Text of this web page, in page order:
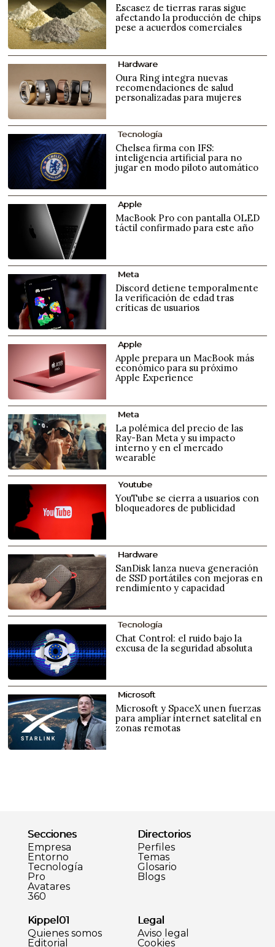
Escasez de tierras raras sigue
afectando la producción de chips
pese a acuerdos comerciales
Hardware
Oura Ring integra nuevas
recomendaciones de salud
personalizadas para mujeres
Tecnología
Chelsea firma con IFS:
inteligencia artificial para no
jugar en modo piloto automático
Apple
MacBook Pro con pantalla OLED
táctil confirmado para este año
Meta
Discord detiene temporalmente
la verificación de edad tras
críticas de usuarios
Apple
Apple prepara un MacBook más
económico para su próximo
Apple Experience
Meta
La polémica del precio de las
Ray-Ban Meta y su impacto
interno y en el mercado
wearable
Youtube
YouTube se cierra a usuarios con
bloqueadores de publicidad
Hardware
SanDisk lanza nueva generación
de SSD portátiles con mejoras en
rendimiento y capacidad
Tecnología
Chat Control: el ruido bajo la
excusa de la seguridad absoluta
Microsoft
Microsoft y SpaceX unen fuerzas
para ampliar internet satelital en
zonas remotas
Secciones
Empresa
Entorno
Tecnología
Pro
Avatares
360
Directorios
Perfiles
Temas
Glosario
Blogs
Kippel01
Quienes somos
Editorial
Legal
Aviso legal
Cookies